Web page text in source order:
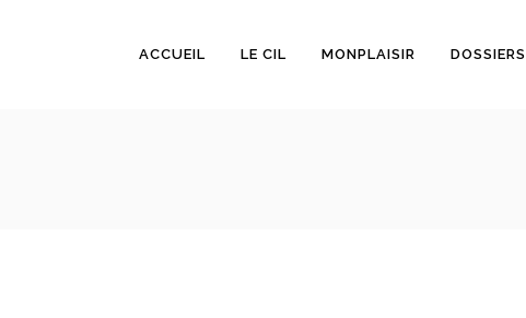
ACCUEIL LE CIL MONPLAISIR DOSSIERS